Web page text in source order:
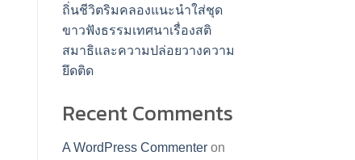
ถิ่นชีวิตริมคลองแนะนำใส่ชุด
ขาวฟังธรรมเทศนาเรื่องสติ
สมาธิและความปล่อยวางความ
ยึดติด
Recent Comments
A WordPress Commenteron